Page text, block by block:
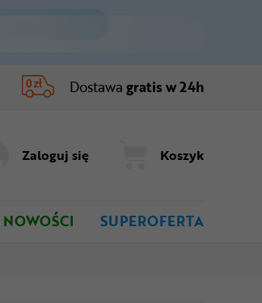
Dostawa gratis w 24h
Zaloguj się Koszyk
NOWOŚCI SUPEROFERTA